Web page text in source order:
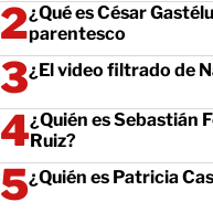
¿Qué es César
parentesco
¿El video filtrado de
¿Quién es Sebastián
Ruiz?
¿Quién es Patricia